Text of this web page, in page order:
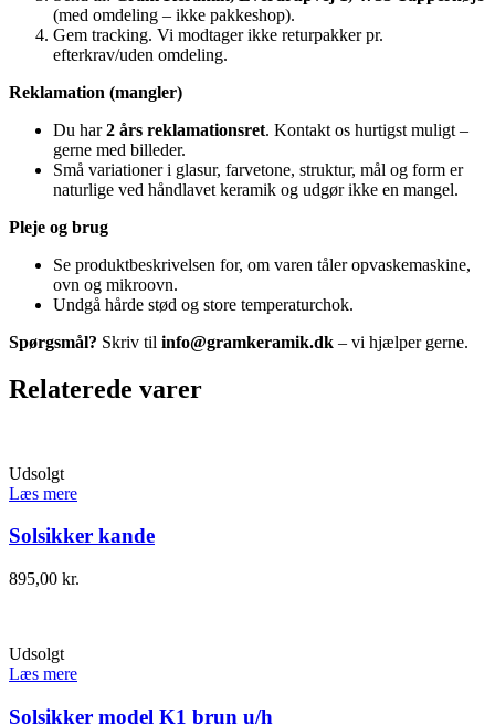
(med omdeling – ikke pakkeshop).
Gem tracking. Vi modtager ikke returpakker pr.
efterkrav/uden omdeling.
Reklamation (mangler)
Du har2 års reklamationsret. Kontakt os hurtigst muligt –
gerne med billeder.
Små variationer i glasur, farvetone, struktur, mål og form er
naturlige ved håndlavet keramik og udgør ikke en mangel.
Pleje og brug
Se produktbeskrivelsen for, om varen tåler opvaskemaskine,
ovn og mikroovn.
Undgå hårde stød og store temperaturchok.
Spørgsmål? Skriv til info@gramkeramik.dk – vi hjælper gerne.
Relaterede varer
Udsolgt
Læs mere
Solsikker kande
895,00 kr.
Udsolgt
Læs mere
Solsikker model K1 brun u/h